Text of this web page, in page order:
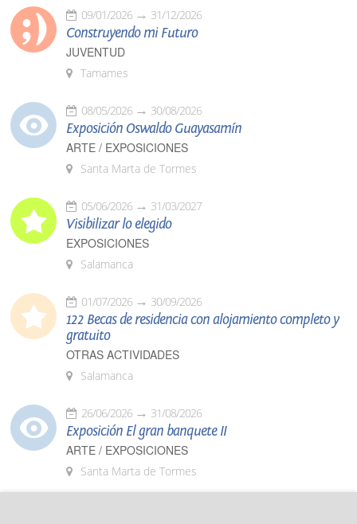
09/01/2026 31/12/2026
Construyendo mi Futuro
JUVENTUD
Tamames
08/05/2026 30/08/2026
Exposición Oswaldo Guayasamín
ARTE / EXPOSICIONES
Santa Marta de Tormes
05/06/2026 31/03/2027
Visibilizar lo elegido
EXPOSICIONES
Salamanca
01/07/2026 30/09/2026
122 Becas de residencia con alojamiento completo y
gratuito
OTRAS ACTIVIDADES
Salamanca
26/06/2026 31/08/2026
Exposición El gran banquete II
ARTE / EXPOSICIONES
Santa Marta de Tormes